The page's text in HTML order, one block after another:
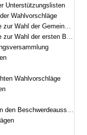
Unterstützungslisten
Wahlvorschläge
sowie der Kreisrätinnen und Kreisräte
Bürgermeisters und der Landrätin oder des Landrats
Wahlvorschläge
Beschwerdeausschuss